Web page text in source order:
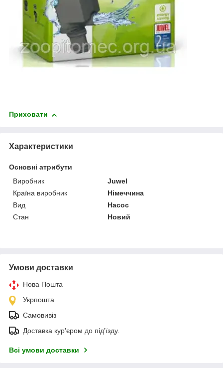
Приховати
Характеристики
Основні атрибути
Виробник
Juwel
Країна виробник
Німеччина
Вид
Насос
Стан
Новий
Умови доставки
Нова Пошта
Укрпошта
Самовивіз
Доставка кур'єром до під'їзду.
Всі умови доставки